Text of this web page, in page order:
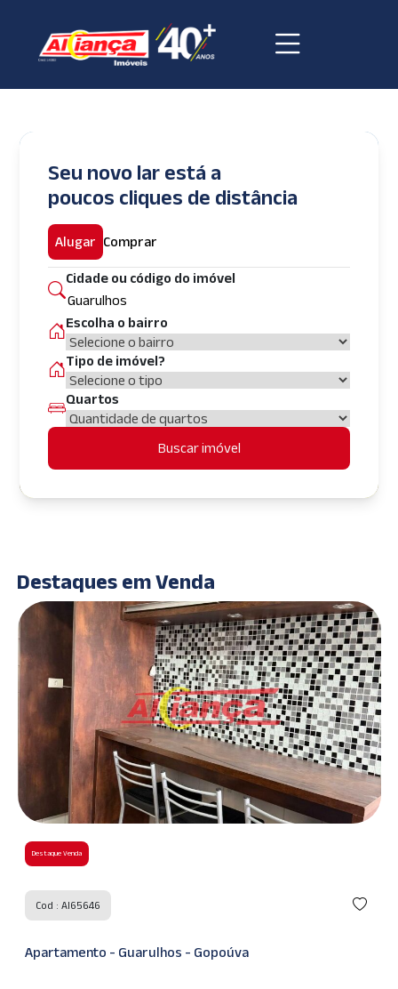
Seu novo lar está a
poucos cliques de distância
Alugar Comprar
Cidade ou código do imóvel
Escolha o bairro
Tipo de imóvel?
Quartos
Buscar imóvel
Destaques em Venda
Destaque Venda
Cod : AI60248
Casa - Guarulhos - Jardim Adriana